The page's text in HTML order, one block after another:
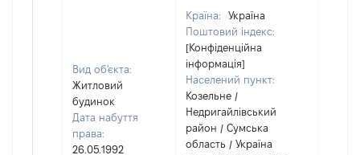
Вид об'єкта:
Житловий
будинок
Дата набуття
права:
26.05.1992
Країна:
Україна
Поштовий індекс:
[Конфіденційна
інформація]
Населений пункт:
Козельне /
Недригайлівський
район / Сумська
область / Україна